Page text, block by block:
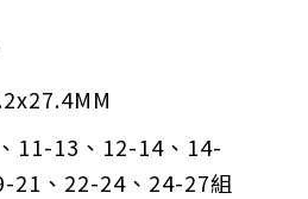
11-13、12-14、14-
21、22-24、24-27組